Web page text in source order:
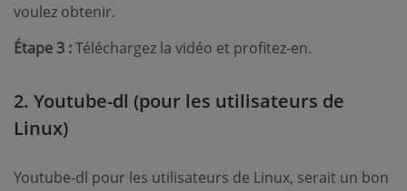
voulez obtenir.
Étape 3 :Téléchargez la vidéo et profitez-en.
2. Youtube-dl (pour les utilisateurs de
Linux)
Youtube-dl pour les utilisateurs de Linux, serait un bon